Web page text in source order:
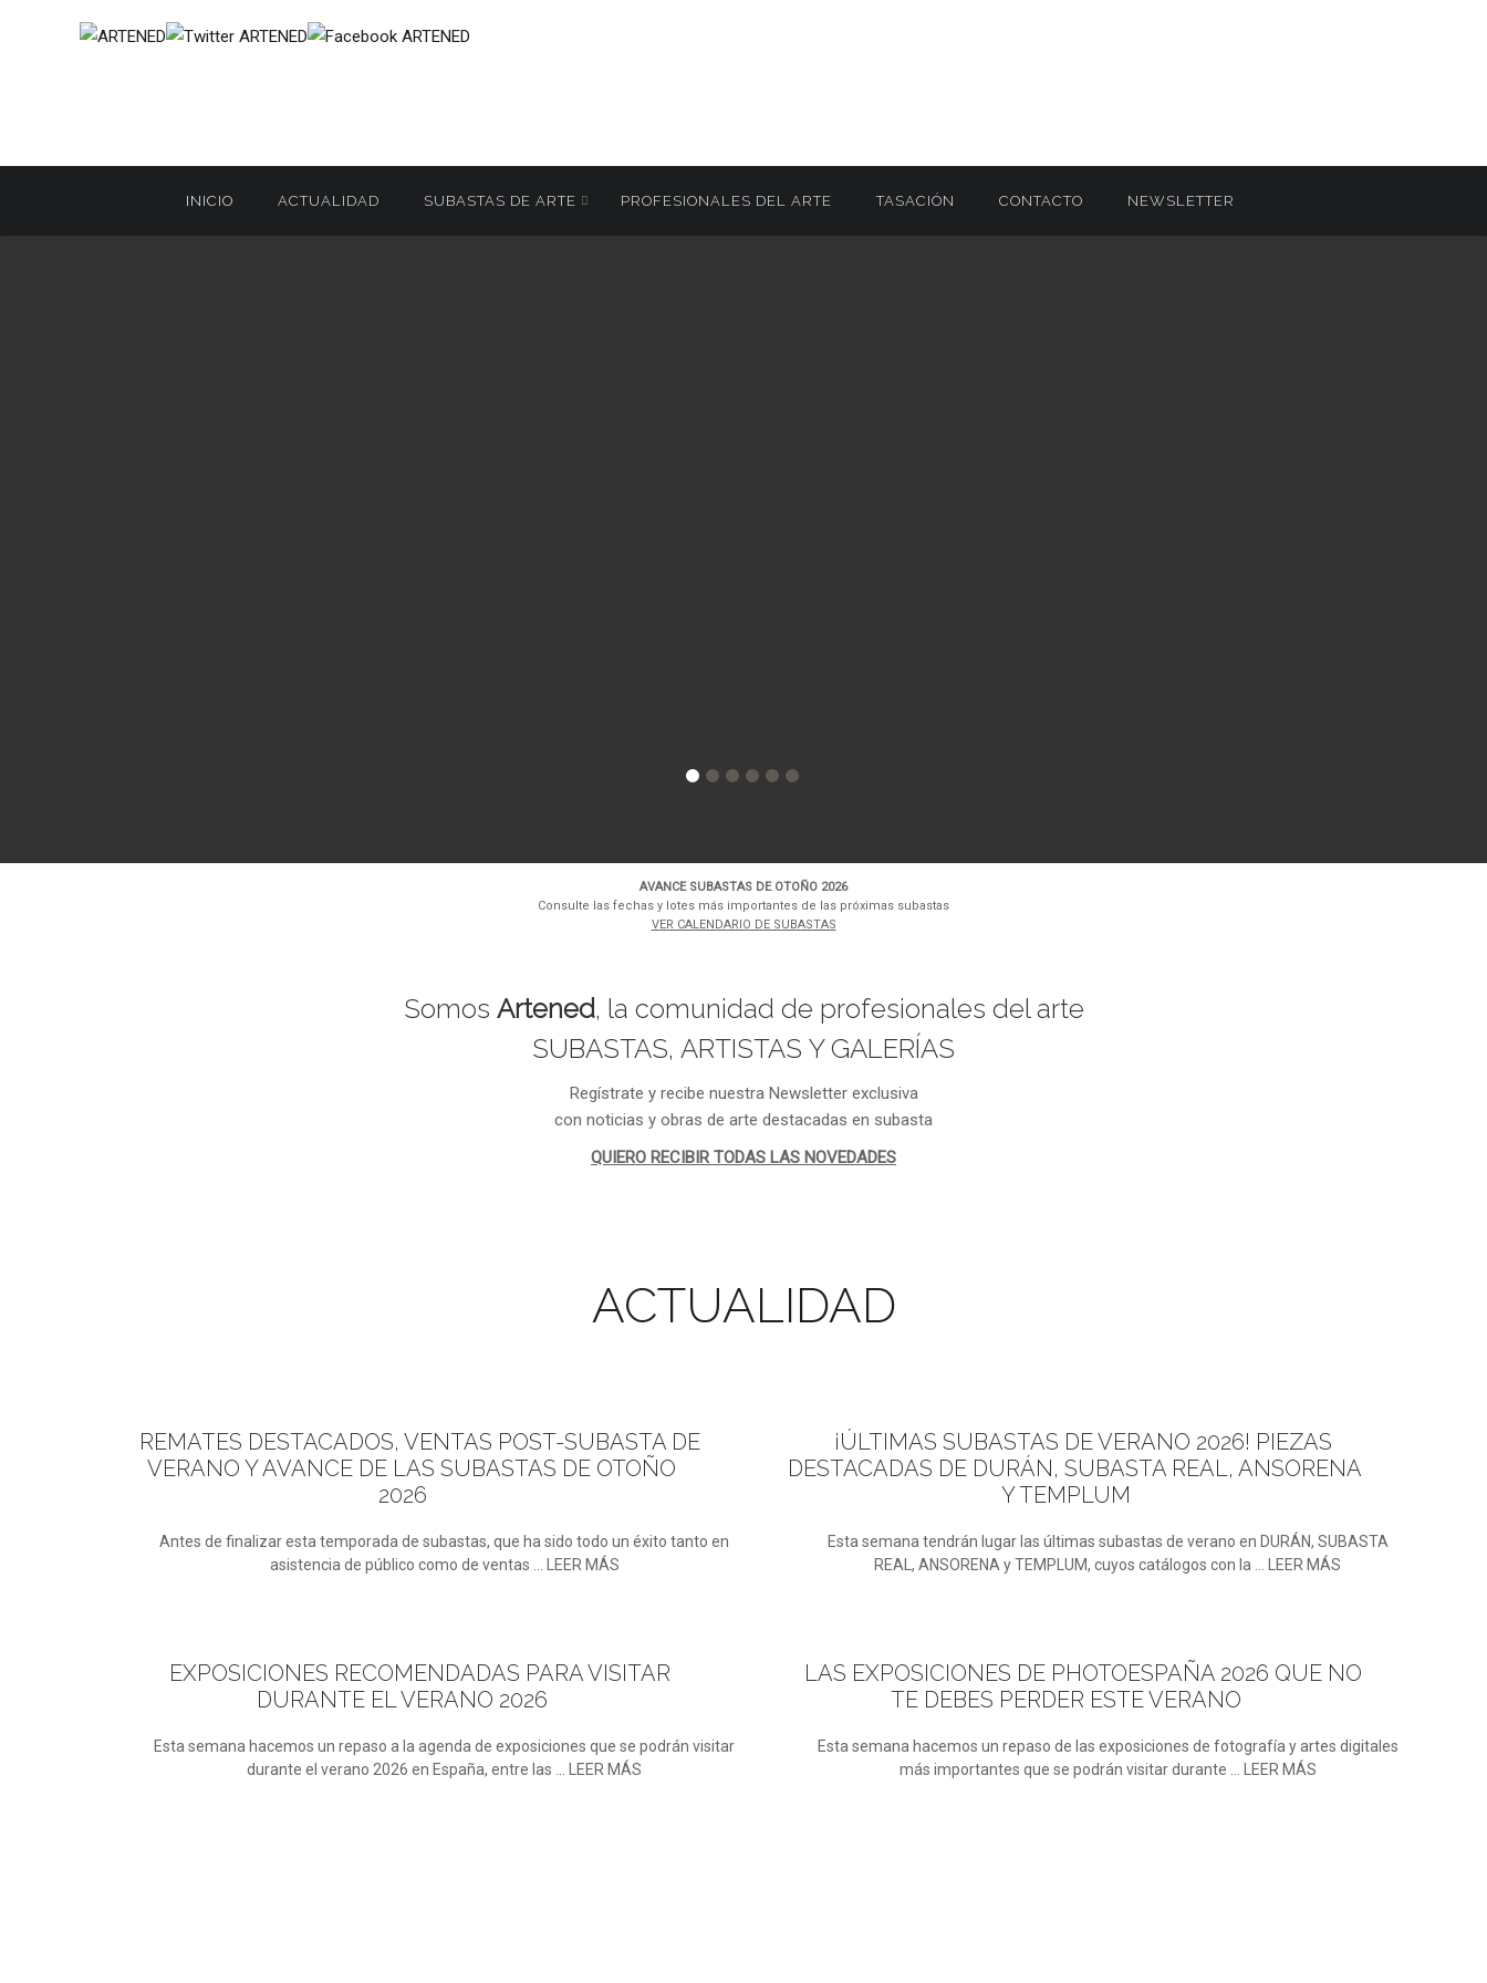
INICIO ACTUALIDAD SUBASTAS DE ARTE PROFESIONALES DEL ARTE TASACIÓN CONTACTO NEWSLETTER
AVANCE SUBASTAS DE OTOÑO 2026
Consulte las fechas y lotes más importantes de las próximas subastas
VER CALENDARIO DE SUBASTAS
Somos Artened, la comunidad de profesionales del arte
SUBASTAS, ARTISTAS Y GALERÍAS
Regístrate y recibe nuestra Newsletter exclusiva
con noticias y obras de arte destacadas en subasta
QUIERO RECIBIR TODAS LAS NOVEDADES
ACTUALIDAD
REMATES DESTACADOS, VENTAS POST-SUBASTA DE
VERANO Y AVANCE DE LAS SUBASTAS DE OTOÑO
2026
Antes de finalizar esta temporada de subastas, que ha sido todo un éxito tanto en
asistencia de público como de ventas ... LEER MÁS
¡ÚLTIMAS SUBASTAS DE VERANO 2026! PIEZAS
DESTACADAS DE DURÁN, SUBASTA REAL, ANSORENA
Y TEMPLUM
Esta semana tendrán lugar las últimas subastas de verano en DURÁN, SUBASTA
REAL, ANSORENA y TEMPLUM, cuyos catálogos con la ... LEER MÁS
EXPOSICIONES RECOMENDADAS PARA VISITAR
DURANTE EL VERANO 2026
Esta semana hacemos un repaso a la agenda de exposiciones que se podrán visitar
durante el verano 2026 en España, entre las ... LEER MÁS
LAS EXPOSICIONES DE PHOTOESPAÑA 2026 QUE NO
TE DEBES PERDER ESTE VERANO
Esta semana hacemos un repaso de las exposiciones de fotografía y artes digitales
más importantes que se podrán visitar durante ... LEER MÁS